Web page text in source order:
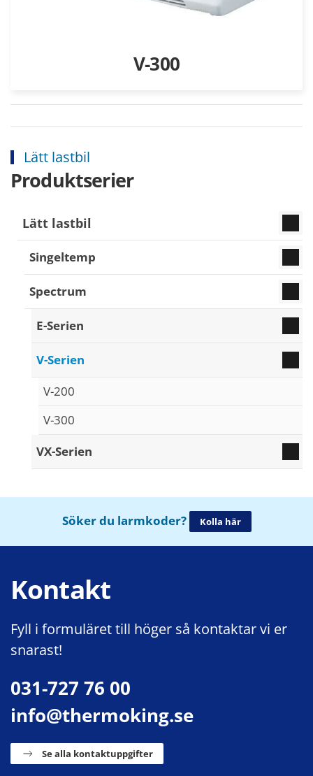
V-300
Lätt lastbil
Produktserier
Lätt lastbil
Singeltemp
Spectrum
E-Serien
V-Serien
V-200
V-300
VX-Serien
Söker du larmkoder? Kolla här
Kontakt
Fyll i formuläret till höger så kontaktar vi er
snarast!
031-727 76 00
info@thermoking.se
Se alla kontaktuppgifter